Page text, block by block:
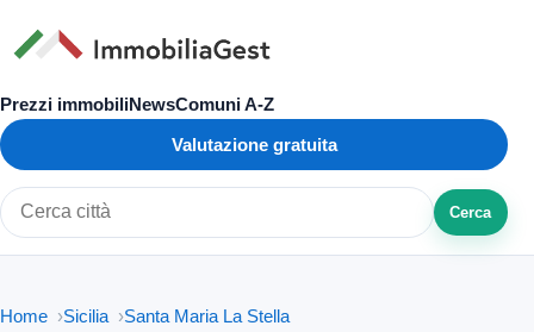
Prezzi immobiliNewsComuni A-Z
Valutazione gratuita
Cerca città o zona
Cerca
Home Sicilia Santa Maria La Stella